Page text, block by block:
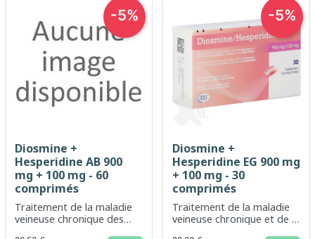
Diosmine +
Hesperidine AB 900
mg + 100 mg - 60
comprimés
Traitement de la maladie
veineuse chronique des
-5%
Diosmine +
Hesperidine EG 900 mg
+ 100 mg - 30
comprimés
Traitement de la maladie
veineuse chronique et de la
-5%